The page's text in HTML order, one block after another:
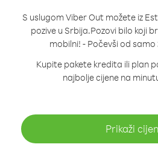
S uslugom Viber Out možete iz
pozive u Srbija.Pozovi bilo koji
mobilni! - Počevši od
Kupite pakete kredita ili plan
najbolje cijene na
Prikaži